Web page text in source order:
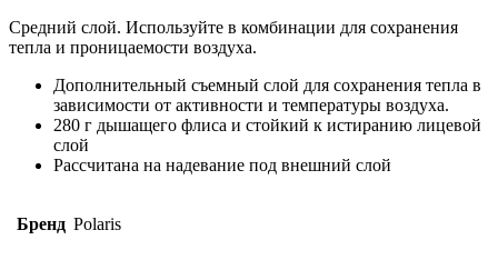
Средний слой. Используйте в комбинации для сохранения
тепла и проницаемости воздуха.
Дополнительный съемный слой для сохранения тепла в
зависимости от активности и температуры воздуха.
280 г дышащего флиса и стойкий к истиранию лицевой
слой
Рассчитана на надевание под внешний слой
Бренд Polaris